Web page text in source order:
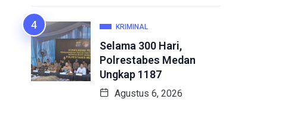
KRIMINAL
Selama 300 Hari,
Polrestabes Medan
Ungkap 1187
Agustus 6, 2026